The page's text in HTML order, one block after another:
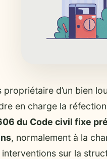
propriétaire d’un bien
en charge la
du Code civil fixe
, normalement à la
interventions sur la